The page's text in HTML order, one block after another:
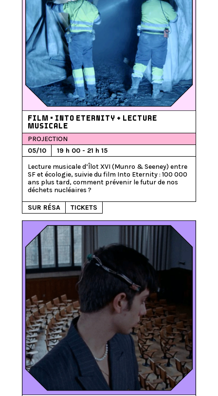
FILM • INTO ETERNITY + LECTURE
MUSICALE
05/10 19 h 00 - 21 h 15
SUR RÉSA
PROJECTION
Lecture musicale d’Îlot XVI (Munro & Seeney) entre
SF et écologie, suivie du film Into Eternity : 100 000
ans plus tard, comment prévenir le futur de nos
TICKETS